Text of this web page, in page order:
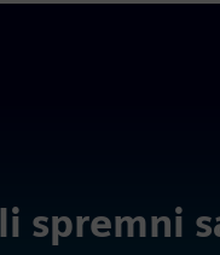
spremni